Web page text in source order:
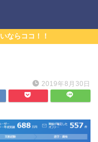
ならココ！！
2019年8月30日